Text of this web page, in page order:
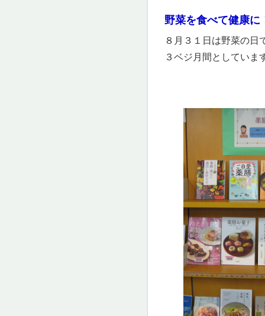
野菜を食べて健康に
８月３１日は野菜の日
３ベジ月間としていま